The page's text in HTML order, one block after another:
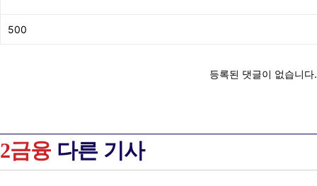
2금융 다른 기사